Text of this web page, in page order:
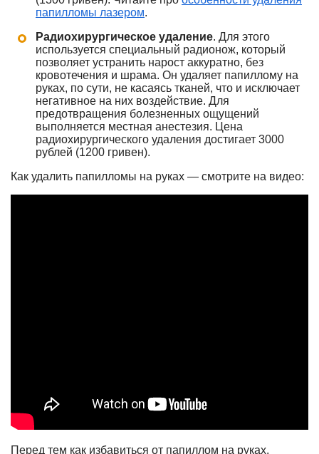
папилломы лазером.
Радиохирургическое удаление. Для этого
используется специальный радионож, который
позволяет устранить нарост аккуратно, без
кровотечения и шрама. Он удаляет папиллому на
руках, по сути, не касаясь тканей, что и исключает
негативное на них воздействие. Для
предотвращения болезненных ощущений
выполняется местная анестезия. Цена
радиохирургического удаления достигает 3000
рублей (1200 гривен).
Как удалить папилломы на руках — смотрите на видео:
Перед тем как избавиться от папиллом на руках,